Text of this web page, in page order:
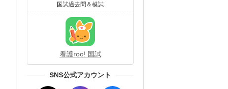
国試過去問＆模試
看護roo! 国試
SNS公式アカウント